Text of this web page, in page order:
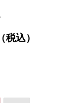
込）